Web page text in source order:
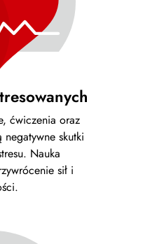
ćwiczenia oraz
skutki
Nauka
sił i